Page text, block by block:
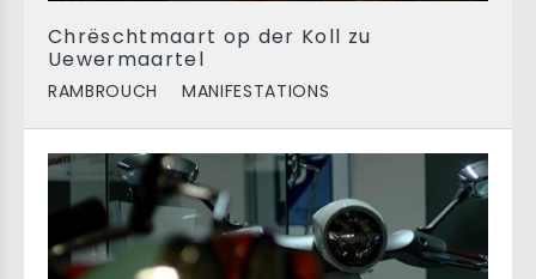
Chrëschtmaart op der Koll zu
Uewermaartel
RAMBROUCH MANIFESTATIONS